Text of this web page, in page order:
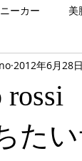
ーカー 美
て 雨・レ
ケア デ
た
2012年6月28日